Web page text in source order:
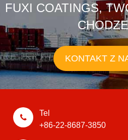
FUXI COATINGS,
KONTAKT Z
Tel
+86-22-8687-3850